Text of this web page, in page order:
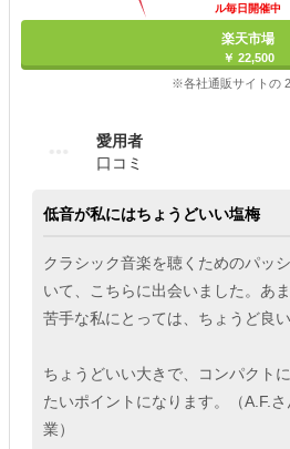
ル毎日開催中
楽天市場
￥ 22,500
※各社通販サイトの
愛用者
口コミ
低音が私にはちょうどいい塩梅
クラシック音楽を聴くためのパッ
いて、こちらに出会いました。あ
苦手な私にとっては、ちょうど良
ちょうどいい大きで、コンパクト
たいポイントになります。（A.F.
業）